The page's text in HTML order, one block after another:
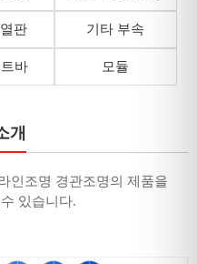
판 기타 부속
바 모듈
개
인조명 경관조명의 제품을
있습니다.